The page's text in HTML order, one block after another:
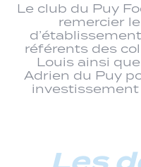
Le club du Puy
remercier
référents des
Louis ainsi
Adrien du Puy